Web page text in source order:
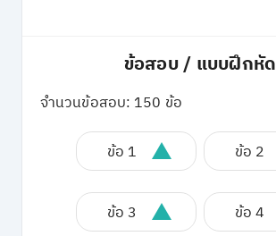
ข้อสอบ / แบบฝึกหัด
จำนวนข้อสอบ: 150 ข้อ
ข้อ 1 ข้อ 2
ข้อ 3 ข้อ 4